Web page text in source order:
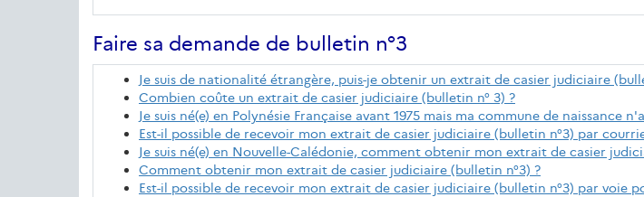
Faire sa demande de bulletin n°3
Je suis de nationalité étrangère, puis-je obtenir un extrait de casier judiciaire
Combien coûte un extrait de casier judiciaire (bulletin n° 3) ?
Je suis né(e) en Polynésie Française avant 1975 mais ma commune de naissance
Est-il possible de recevoir mon extrait de casier judiciaire (bulletin n°3) par
Je suis né(e) en Nouvelle-Calédonie, comment obtenir mon extrait de casier
Comment obtenir mon extrait de casier judiciaire (bulletin n°3) ?
Est-il possible de recevoir mon extrait de casier judiciaire (bulletin n°3) par voie